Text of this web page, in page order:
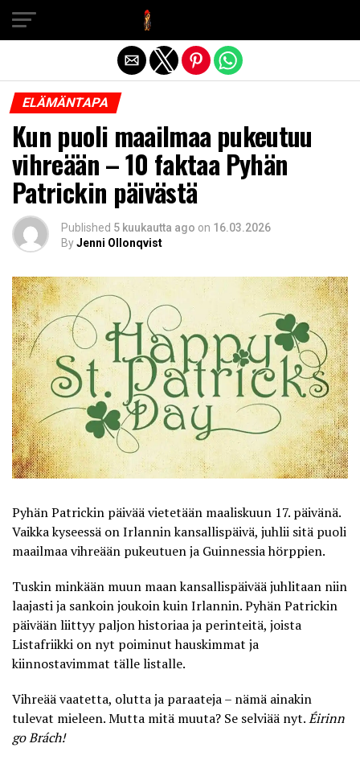
ELÄMÄNTAPA
Kun puoli maailmaa pukeutuu
vihreään – 10 faktaa Pyhän
Patrickin päivästä
Published 5 kuukautta ago on 16.03.2026
ByJenni Ollonqvist
Pyhän Patrickin päivää vietetään maaliskuun 17. päivänä.
Vaikka kyseessä on Irlannin kansallispäivä, juhlii sitä puoli
maailmaa vihreään pukeutuen ja Guinnessia hörppien.
Tuskin minkään muun maan kansallispäivää juhlitaan niin
laajasti ja sankoin joukoin kuin Irlannin. Pyhän Patrickin
päivään liittyy paljon historiaa ja perinteitä, joista
Listafriikki on nyt poiminut hauskimmat ja
kiinnostavimmat tälle listalle.
Vihreää vaatetta, olutta ja paraateja – nämä ainakin
tulevat mieleen. Mutta mitä muuta? Se selviää nyt.Éirinn
go Brách!
Exit mobile version